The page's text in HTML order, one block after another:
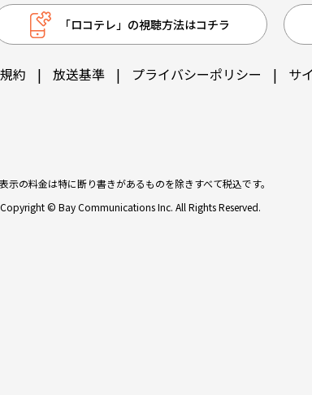
「ロコテレ」の視聴方法はコチラ
約 | 放送基準 | プライバシーポリシー | サ
示の料金は特に断り書きがあるものを除きすべて税込です。
Copyright © Bay Communications Inc. All Rights Reserved.